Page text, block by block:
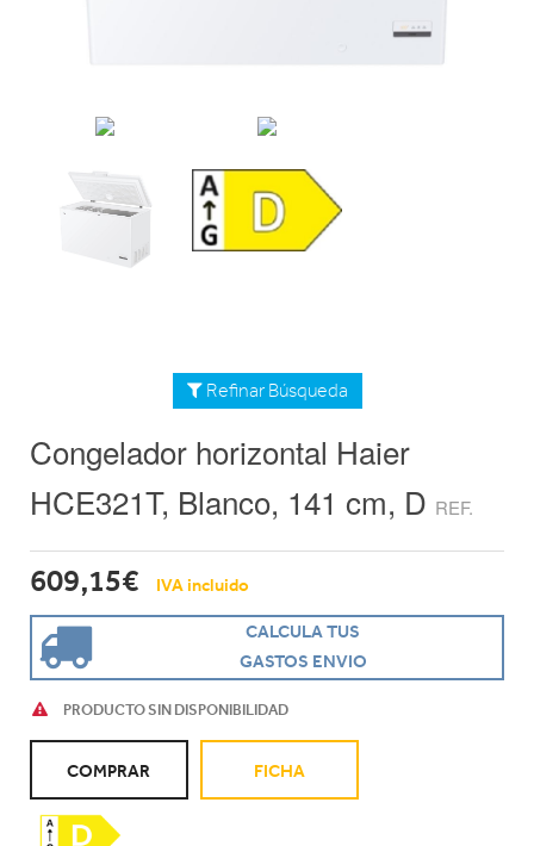
Refinar Búsqueda
Congelador horizontal Haier
HCE321T, Blanco, 141 cm, D REF.
609,15€ IVA incluido
CALCULA TUS
GASTOS ENVIO
PRODUCTO SIN DISPONIBILIDAD
COMPRAR FICHA